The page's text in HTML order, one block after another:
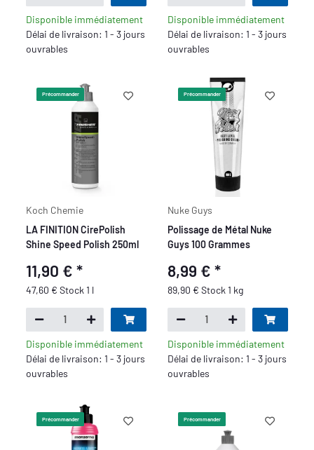
Disponible immédiatement
Délai de livraison: 1 - 3 jours
ouvrables
Disponible immédiatement
Délai de livraison: 1 - 3 jours
ouvrables
Précommander
Koch Chemie
LA FINITION CirePolish
Shine Speed Polish 250ml
11,90 €*
47,60 € Stock 1 l
Disponible immédiatement
Délai de livraison: 1 - 3 jours
ouvrables
Précommander
Nuke Guys
Polissage de Métal Nuke
Guys 100 Grammes
8,99 € *
89,90 € Stock 1 kg
Disponible immédiatement
Délai de livraison: 1 - 3 jours
ouvrables
Précommander Précommander